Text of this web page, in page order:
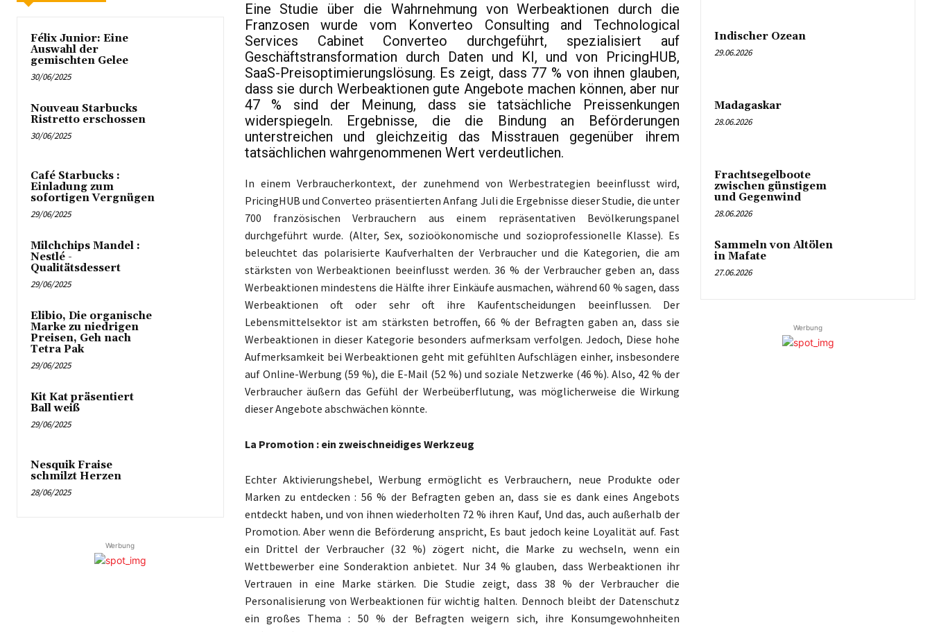
Félix Junior: Eine
Auswahl der
gemischten Gelee
30/06/2025
Nouveau Starbucks
Ristretto erschossen
30/06/2025
Café Starbucks :
Einladung zum
sofortigen Vergnügen
29/06/2025
Milchchips Mandel :
Nestlé -
Qualitätsdessert
29/06/2025
Elibio, Die organische
Marke zu niedrigen
Preisen, Geh nach
Tetra Pak
29/06/2025
Kit Kat präsentiert
Ball weiß
29/06/2025
Nesquik Fraise
schmilzt Herzen
28/06/2025
Werbung
Eine Studie über die Wahrnehmung von Werbeaktionen durch die
Franzosen wurde vom Konverteo Consulting and Technological
Services Cabinet Converteo durchgeführt, spezialisiert auf
Geschäftstransformation durch Daten und KI, und von PricingHUB,
SaaS-Preisoptimierungslösung. Es zeigt, dass 77 % von ihnen glauben,
dass sie durch Werbeaktionen gute Angebote machen können, aber nur
47 % sind der Meinung, dass sie tatsächliche Preissenkungen
widerspiegeln. Ergebnisse, die die Bindung an Beförderungen
unterstreichen und gleichzeitig das Misstrauen gegenüber ihrem
tatsächlichen wahrgenommenen Wert verdeutlichen.
In einem Verbraucherkontext, der zunehmend von Werbestrategien beeinflusst wird,
PricingHUB und Converteo präsentierten Anfang Juli die Ergebnisse dieser Studie, die unter
700 französischen Verbrauchern aus einem repräsentativen Bevölkerungspanel
durchgeführt wurde. (Alter, Sex, sozioökonomische und sozioprofessionelle Klasse). Es
beleuchtet das polarisierte Kaufverhalten der Verbraucher und die Kategorien, die am
stärksten von Werbeaktionen beeinflusst werden. 36 % der Verbraucher geben an, dass
Werbeaktionen mindestens die Hälfte ihrer Einkäufe ausmachen, während 60 % sagen, dass
Werbeaktionen oft oder sehr oft ihre Kaufentscheidungen beeinflussen. Der
Lebensmittelsektor ist am stärksten betroffen, 66 % der Befragten gaben an, dass sie
Werbeaktionen in dieser Kategorie besonders aufmerksam verfolgen. Jedoch, Diese hohe
Aufmerksamkeit bei Werbeaktionen geht mit gefühlten Aufschlägen einher, insbesondere
auf Online-Werbung (59 %), die E-Mail (52 %) und soziale Netzwerke (46 %). Also, 42 % der
Verbraucher äußern das Gefühl der Werbeüberflutung, was möglicherweise die Wirkung
dieser Angebote abschwächen könnte.
La Promotion : ein zweischneidiges Werkzeug
Echter Aktivierungshebel, Werbung ermöglicht es Verbrauchern, neue Produkte oder
Marken zu entdecken : 56 % der Befragten geben an, dass sie es dank eines Angebots
entdeckt haben, und von ihnen wiederholten 72 % ihren Kauf, Und das, auch außerhalb der
Promotion. Aber wenn die Beförderung anspricht, Es baut jedoch keine Loyalität auf. Fast
ein Drittel der Verbraucher (32 %) zögert nicht, die Marke zu wechseln, wenn ein
Wettbewerber eine Sonderaktion anbietet. Nur 34 % glauben, dass Werbeaktionen ihr
Vertrauen in eine Marke stärken. Die Studie zeigt, dass 38 % der Verbraucher die
Personalisierung von Werbeaktionen für wichtig halten. Dennoch bleibt der Datenschutz
ein großes Thema : 50 % der Befragten weigern sich, ihre Konsumgewohnheiten
Indischer Ozean
29.06.2026
Madagaskar
28.06.2026
Frachtsegelboote
zwischen günstigem
und Gegenwind
28.06.2026
Sammeln von Altölen
in Mafate
27.06.2026
Werbung